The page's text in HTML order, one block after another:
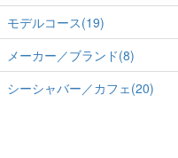
モデルコース(19)
メーカー／ブランド(8)
シーシャバー／カフェ(20)